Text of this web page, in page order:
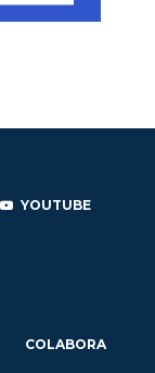
YOUTUBE
COLABORA